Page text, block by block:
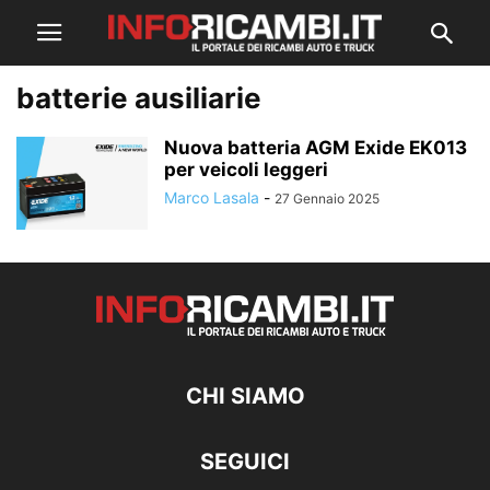
batterie ausiliarie
Nuova batteria AGM Exide EK013
per veicoli leggeri
Marco Lasala - 27 Gennaio 2025
CHI SIAMO
SEGUICI